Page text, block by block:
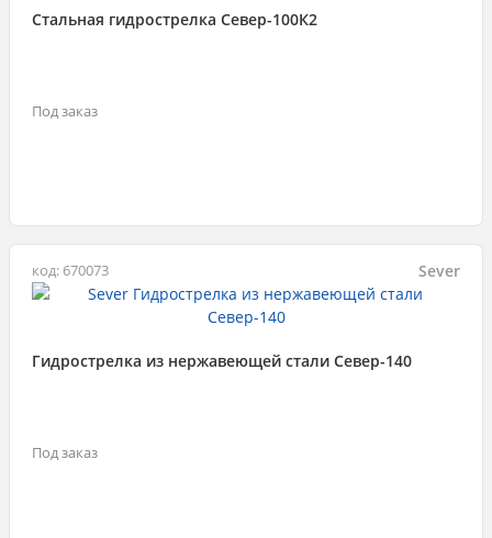
Стальная гидрострелка Север-100К2
Под заказ
код: 670073 Sever
Гидрострелка из нержавеющей стали Север-140
Под заказ